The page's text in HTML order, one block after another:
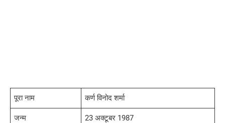
पूरा नाम कर्ण विनोद शर्मा
जन्म 23 अक्टूबर 1987